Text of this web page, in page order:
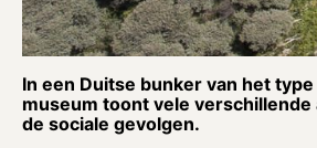
In een Duitse bunker van het
museum toont vele
de sociale gevolgen.